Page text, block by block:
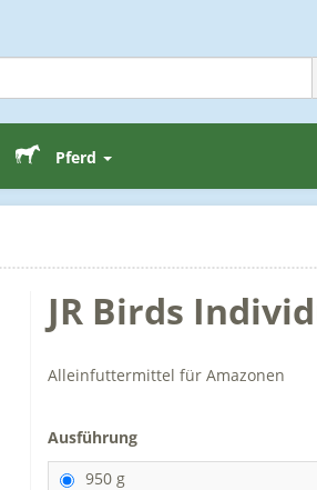
Pferd
JR Birds
Alleinfuttermittel für Amazonen
Ausführung
950 g